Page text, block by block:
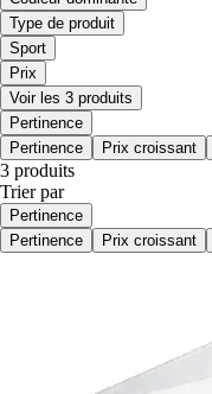
Type de produit
Sport
Prix
Voir les 3 produits
Pertinence
Pertinence
Prix croissant
3 produits
Trier par
Pertinence
Pertinence
Prix croissant